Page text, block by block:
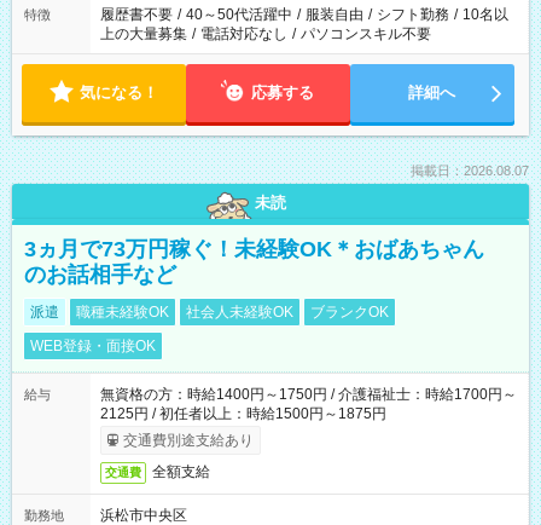
合は応募できません。
特徴 履歴書不要 / 40～50代活躍中 / 服装自由 / シフト勤務 / 10名以
上の大量募集 / 電話対応なし / パソコンスキル不要
気になる！ 応募する 詳細へ
掲載日：2026.08.07
未読
3ヵ月で73万円稼ぐ！未経験OK＊おばあちゃん
のお話相手など
派遣 職種未経験OK 社会人未経験OK
ブランクOK
WEB登録・面接OK
給与
無資格の方：時給1400円～1750円 / 介護福祉士：時給1700円～
2125円 / 初任者以上：時給1500円～1875円
交通費別途支給あり
交通費 全額支給
勤務地
浜松市中央区